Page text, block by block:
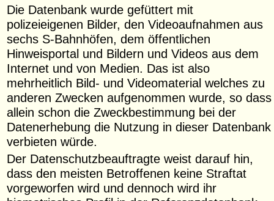
Die Datenbank wurde gefüttert mit
polizeieigenen Bilder, den Videoaufnahmen aus
sechs S-Bahnhöfen, dem öffentlichen
Hinweisportal und Bildern und Videos aus dem
Internet und von Medien. Das ist also
mehrheitlich Bild- und Videomaterial welches zu
anderen Zwecken aufgenommen wurde, so dass
allein schon die Zweckbestimmung bei der
Datenerhebung die Nutzung in dieser Datenbank
verbieten würde.
Der Datenschutzbeauftragte weist darauf hin,
dass den meisten Betroffenen keine Straftat
vorgeworfen wird und dennoch wird ihr